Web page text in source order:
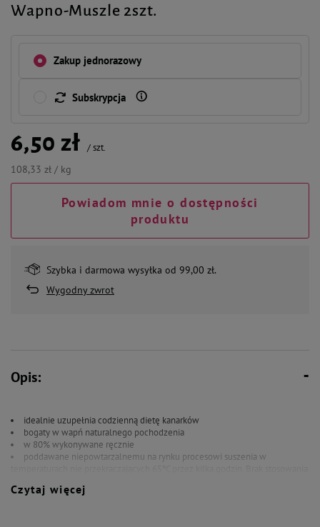
Wapno-Muszle 2szt.
Zakup jednorazowy
Subskrypcja
6,50 zł /szt.
108,33 zł / kg
Powiadom mnie o dostępności
produktu
Szybka i darmowa wysyłka od 99,00 zł.
Wygodny zwrot
Opis:
idealnie uzupełnia codzienną dietę kanarków
bogaty w wapń naturalnego pochodzenia
w 80% wykonywane ręcznie
poddawane niepowtarzalnemu na rynku procesowi suszenia w
związków mineralnych ulegających rozpadowi w przypadku stosowania
Czytaj więcej